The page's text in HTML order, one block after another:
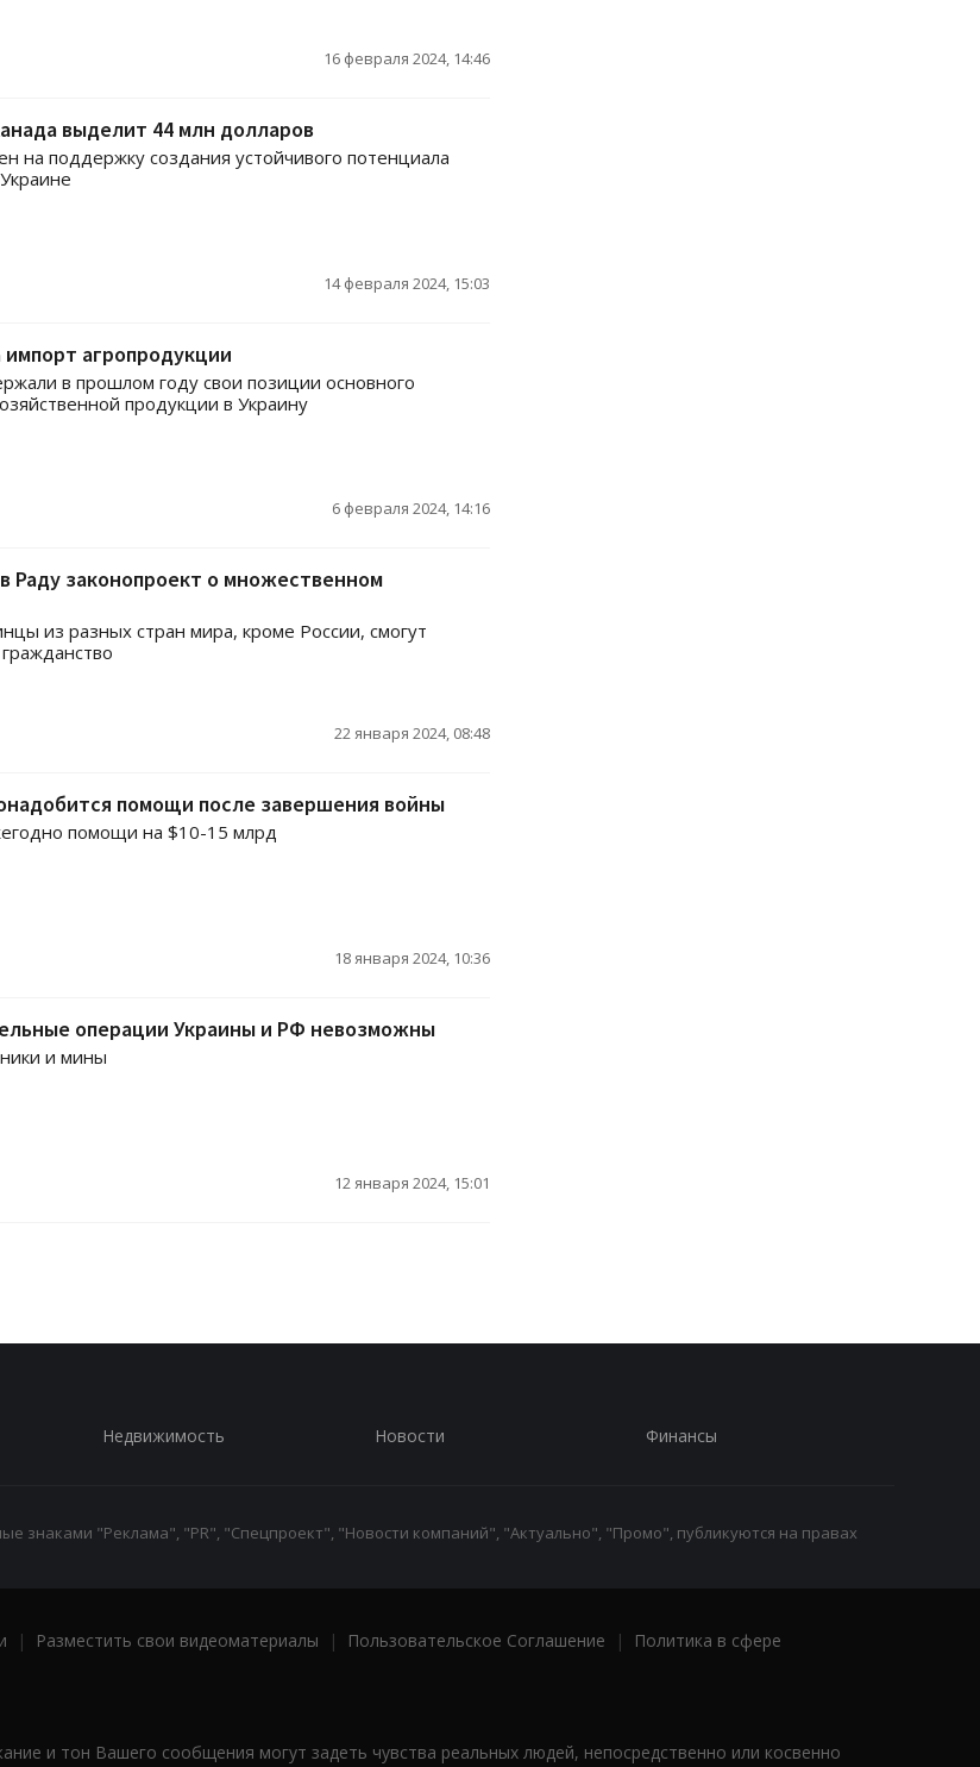
16 февраля 2024, 14:46
выделит 44 млн долларов
на поддержку создания устойчивого потенциала
14 февраля 2024, 15:03
агропродукции
в прошлом году свои позиции основного
продукции в Украину
6 февраля 2024, 14:16
Раду законопроект о множественном
из разных стран мира, кроме России, смогут
22 января 2024, 08:48
помощи после завершения войны
помощи на $10-15 млрд
18 января 2024, 10:36
операции Украины и РФ невозможны
и мины
12 января 2024, 15:01
Недвижимость Новости Финансы
знаками "Реклама", "PR", "Спецпроект", "Новости компаний", "Актуально", "Промо", публикуются на правах
| Разместить свои видеоматериалы | Пользовательское Соглашение |
Политика в сфере
и тон Вашего сообщения могут задеть чувства реальных людей, непосредственно или косвенно